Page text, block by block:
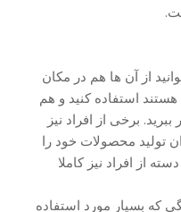
از آن ها هم در مکان
استفاده کنید و هم
برخی از افراد نیز
تولید محصولات خود را
از افراد نیز کاملا
که بسیار مورد استفاده